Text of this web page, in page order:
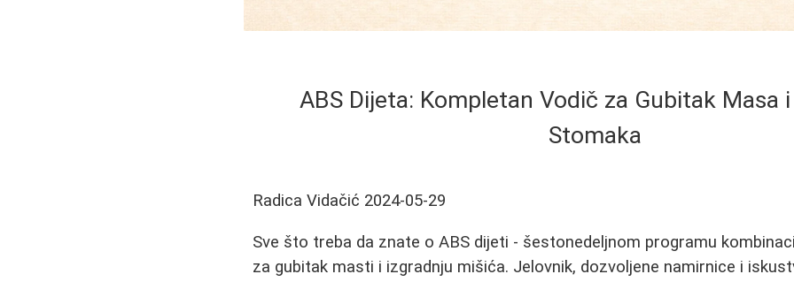
ABS Dijeta: Kompletan Vodič za Gubitak Masa
Stomaka
Radica Vidačić 2024-05-29
Sve što treba da znate o ABS dijeti - šestonedeljnom programu
za gubitak masti i izgradnju mišića. Jelovnik, dozvoljene namirnice i